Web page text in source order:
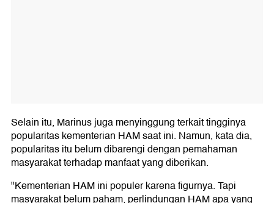
Selain itu, Marinus juga menyinggung terkait tingginya
popularitas kementerian HAM saat ini. Namun, kata dia,
popularitas itu belum dibarengi dengan pemahaman
masyarakat terhadap manfaat yang diberikan.
"Kementerian HAM ini populer karena figurnya. Tapi
masyarakat belum paham, perlindungan HAM apa yang